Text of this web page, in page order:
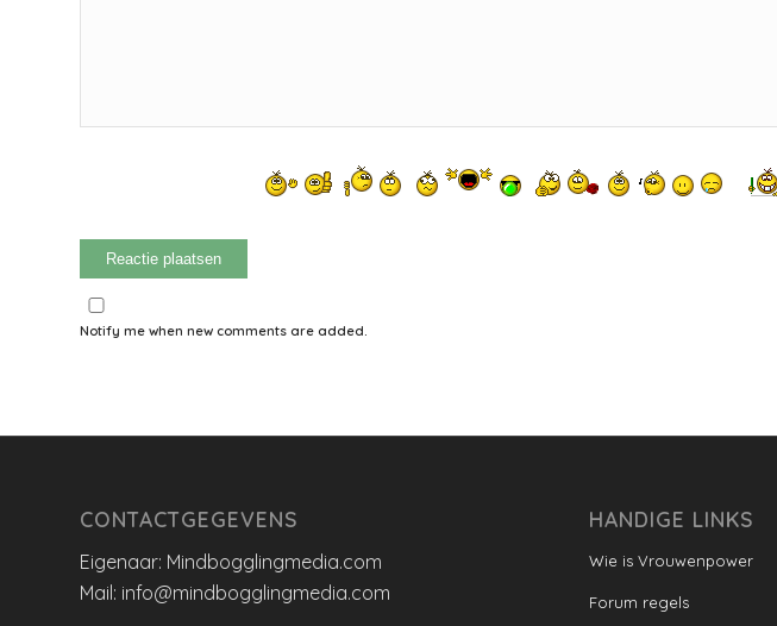
Notify me when new comments are added.
CONTACTGEGEVENS
Eigenaar: Mindbogglingmedia.com
Mail: info@mindbogglingmedia.com
HANDIGE LINKS
Wie is Vrouwenpower
Forum regels